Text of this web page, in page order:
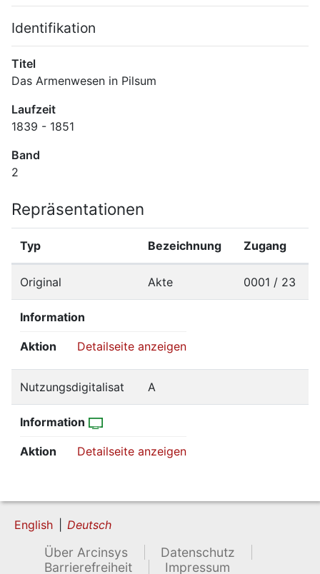
Identifikation
Titel
Das Armenwesen in Pilsum
Laufzeit
1839 - 1851
Band
2
Repräsentationen
Typ Bezeichnung Zugang
Original Akte 0001 / 23
Information
Aktion Detailseite anzeigen
Nutzungsdigitalisat A
Information
Aktion Detailseite anzeigen
English Deutsch
Über Arcinsys
Datenschutz
Barrierefreiheit
Impressum